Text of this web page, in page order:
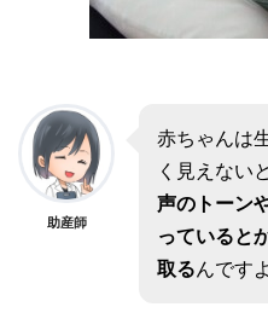
助産師
赤ちゃんは
く見えない
声のトーン
っていると
取るんです